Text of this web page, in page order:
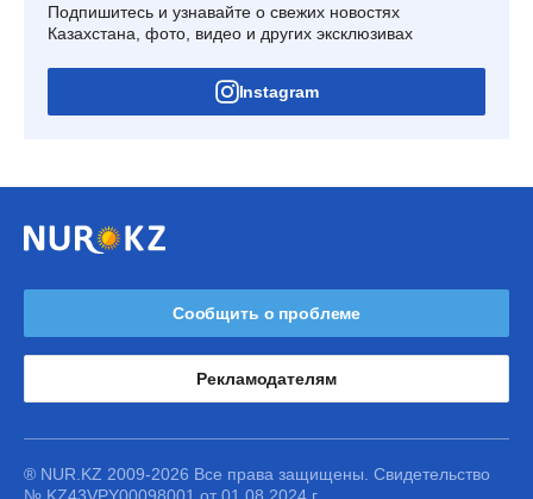
Подпишитесь и узнавайте о свежих новостях
Казахстана, фото, видео и других эксклюзивах
Instagram
Сообщить о проблеме
Рекламодателям
® NUR.KZ 2009-2026 Все права защищены. Свидетельство
№ KZ43VPY00098001 от 01.08.2024 г.